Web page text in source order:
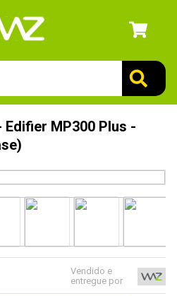
Edifier MP300 Plus -
Vendido e
entregue por
gabinete
º
ssd
teclado
º
mouse